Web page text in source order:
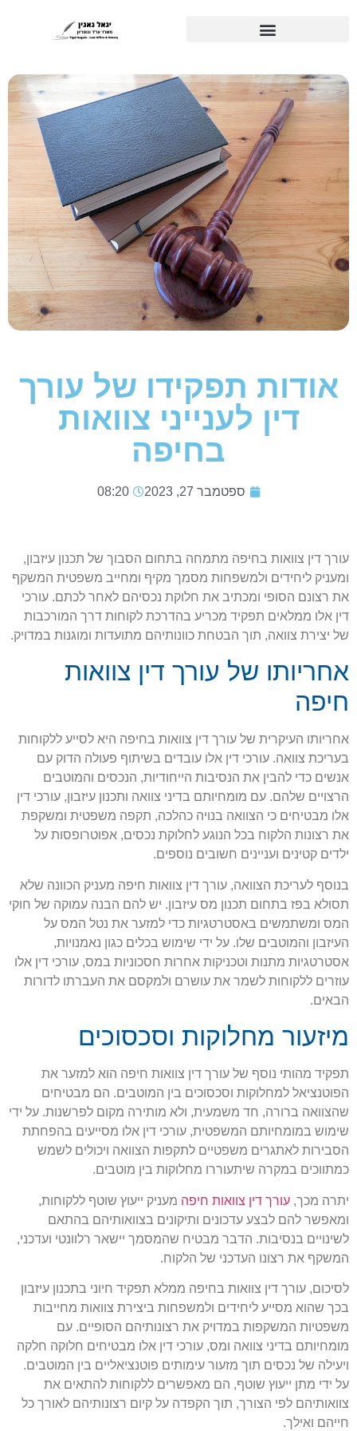
אודות תפקידו של עורך
דין לענייני צוואות
בחיפה
ספטמבר 27, 2023 08:20
עורך דין צוואות בחיפה מתמחה בתחום הסבוך של תכנון עיזבון,
ומעניק ליחידים ולמשפחות מסמך מקיף ומחייב משפטית המשקף
את רצונם הסופי ומכתיב את חלוקת נכסיהם לאחר לכתם. עורכי
דין אלו ממלאים תפקיד מכריע בהדרכת לקוחות דרך המורכבות
של יצירת צוואה, תוך הבטחת כוונותיהם מתועדות ומוגנות במדויק.
אחריותו של עורך דין צוואות
חיפה
אחריותו העיקרית של עורך דין צוואות בחיפה היא לסייע ללקוחות
בעריכת צוואה. עורכי דין אלו עובדים בשיתוף פעולה הדוק עם
אנשים כדי להבין את הנסיבות הייחודיות, הנכסים והמוטבים
הרצויים שלהם. עם מומחיותם בדיני צוואה ותכנון עיזבון, עורכי דין
אלו מבטיחים כי הצוואה בנויה כהלכה, תקפה משפטית ומשקפת
את רצונות הלקוח בכל הנוגע לחלוקת נכסים, אפוטרופסות על
ילדים קטינים ועניינים חשובים נוספים.
בנוסף לעריכת הצוואה, עורך דין צוואות חיפה מעניק הכוונה שלא
תסולא בפז בתחום תכנון מס עיזבון. יש להם הבנה עמוקה של חוקי
המס ומשתמשים באסטרטגיות כדי למזער את נטל המס על
העיזבון והמוטבים שלו. על ידי שימוש בכלים כגון נאמנויות,
אסטרטגיות מתנות וטכניקות אחרות חסכוניות במס, עורכי דין אלו
עוזרים ללקוחות לשמר את עושרם ולמקסם את העברתו לדורות
הבאים.
מיזעור מחלוקות וסכסוכים
תפקיד מהותי נוסף של עורך דין צוואות חיפה הוא למזער את
הפוטנציאל למחלוקות וסכסוכים בין המוטבים. הם מבטיחים
שהצוואה ברורה, חד משמעית, ולא מותירה מקום לפרשנות. על ידי
שימוש במומחיותם המשפטית, עורכי דין אלו מסייעים בהפחתת
הסבירות לאתגרים משפטיים לתקפות הצוואה ויכולים לשמש
כמתווכים במקרה שיתעוררו מחלוקות בין מוטבים.
יתרה מכך, עורך דין צוואות חיפה מעניק ייעוץ שוטף ללקוחות,
ומאפשר להם לבצע עדכונים ותיקונים בצוואותיהם בהתאם
לשינויים בנסיבות. הדבר מבטיח שהמסמך יישאר רלוונטי ועדכני,
המשקף את רצונו העדכני של הלקוח.
לסיכום, עורך דין צוואות בחיפה ממלא תפקיד חיוני בתכנון עיזבון
בכך שהוא מסייע ליחידים ולמשפחות ביצירת צוואות מחייבות
משפטיות המשקפות במדויק את רצונותיהם הסופיים. עם
מומחיותם בדיני צוואה ומס, עורכי דין אלו מבטיחים חלוקה חלקה
ויעילה של נכסים תוך מזעור עימותים פוטנציאליים בין המוטבים.
על ידי מתן ייעוץ שוטף, הם מאפשרים ללקוחות להתאים את
צוואותיהם לפי הצורך, תוך הקפדה על קיום רצונותיהם לאורך כל
חייהם ואילך.